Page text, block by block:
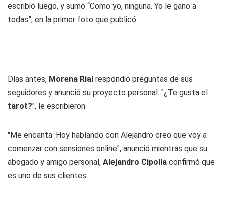
escribió luego, y sumó “Como yo, ninguna. Yo le gano a
todas”, en la primer foto que publicó.
Días antes, Morena Rial respondió preguntas de sus
seguidores y anunció su proyecto personal. "¿Te gusta el
tarot?", le escribieron.
"Me encanta. Hoy hablando con Alejandro creo que voy a
comenzar con sensiones online", anunció mientras que su
abogado y amigo personal, Alejandro Cipolla confirmó que
es uno de sus clientes.